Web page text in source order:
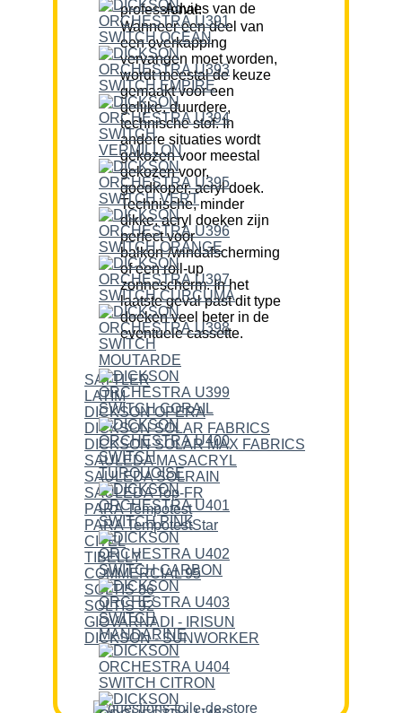
Advies van de professional:
Wanneer een deel van
een overkapping
vervangen moet worden,
wordt meestal de keuze
gemaakt voor een
gelijke, duurdere,
technische stof. In
andere situaties wordt
gekozen voor meestal
gekozen voor,
goedkoper, acryl doek.
Technische, minder
dikke, acryl doeken zijn
perfect voor
balkon-/windafscherming
of een roll-up
zonnescherm. In het
laatste geval past dit type
doeken veel beter in de
eventuele cassette.
SATTLER
LATIM
DICKSON OPERA
DICKSON SOLAR FABRICS
DICKSON SOLAR MAX FABRICS
SAULEDA MASACRYL
SAULEDA SOLRAIN
SAULEDA Top-FR
PARA Tempotest
PARA TempotestStar
CITEL
TIBELLY
COMMERCIAL 95
SOLTIS 86
SOLTIS 92
GIOVARNADI - IRISUN
DICKSON - SUNWORKER